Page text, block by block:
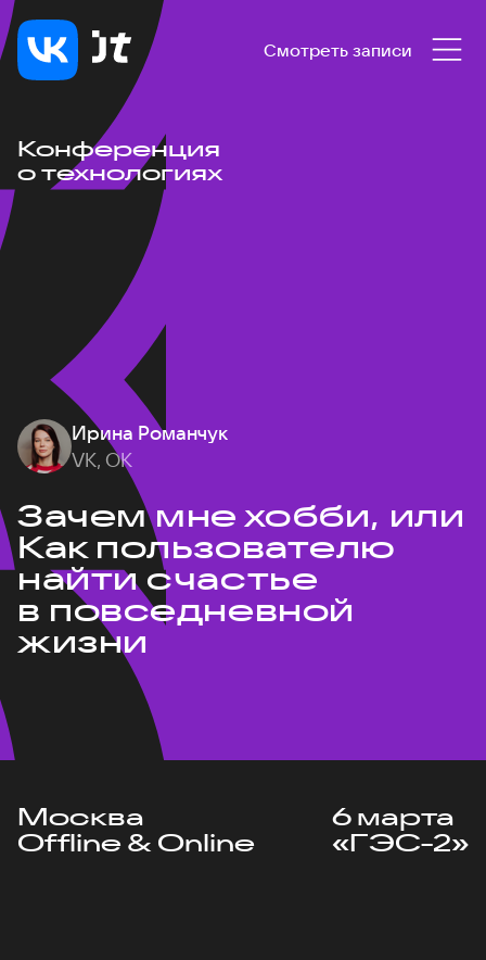
Смотреть записи
Конференция
о технологиях
Ирина Романчук
VK, ОК
Зачем мне хобби, или
Как пользователю
найти счастье
в повседневной
жизни
Москва
Offline & Online
6 марта
«ГЭС-2»